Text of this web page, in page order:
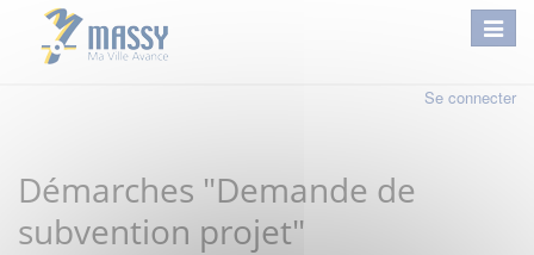
Se connecter
Démarches "Demande de
subvention projet"